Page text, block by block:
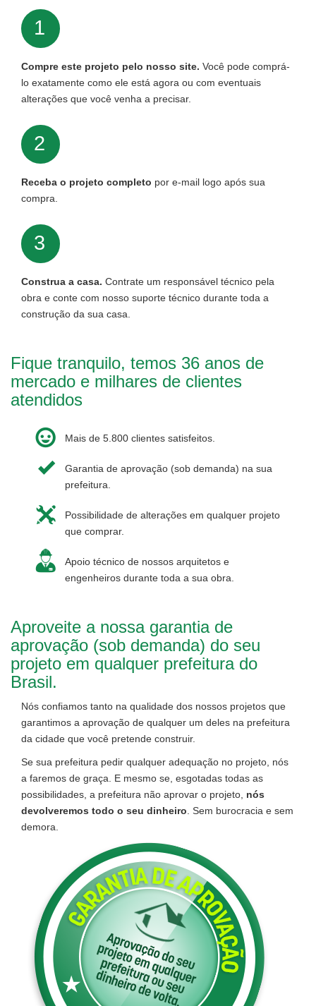
1
Compre este projeto pelo nosso site. Você pode comprá-
lo exatamente como ele está agora ou com eventuais
alterações que você venha a precisar.
2
Receba o projeto completo por e-mail logo após sua
compra.
3
Construa a casa. Contrate um responsável técnico pela
obra e conte com nosso suporte técnico durante toda a
construção da sua casa.
Fique tranquilo, temos 36 anos de
mercado e milhares de clientes
atendidos
Mais de 5.800 clientes satisfeitos.
Garantia de aprovação (sob demanda) na sua
prefeitura.
Possibilidade de alterações em qualquer projeto
que comprar.
Apoio técnico de nossos arquitetos e
engenheiros durante toda a sua obra.
Aproveite a nossa garantia de
aprovação (sob demanda) do seu
projeto em qualquer prefeitura do
Brasil.
Nós confiamos tanto na qualidade dos nossos projetos que
garantimos a aprovação de qualquer um deles na prefeitura
da cidade que você pretende construir.
Se sua prefeitura pedir qualquer adequação no projeto, nós
a faremos de graça. E mesmo se, esgotadas todas as
possibilidades, a prefeitura não aprovar o projeto, nós
devolveremos todo o seu dinheiro. Sem burocracia e sem
demora.